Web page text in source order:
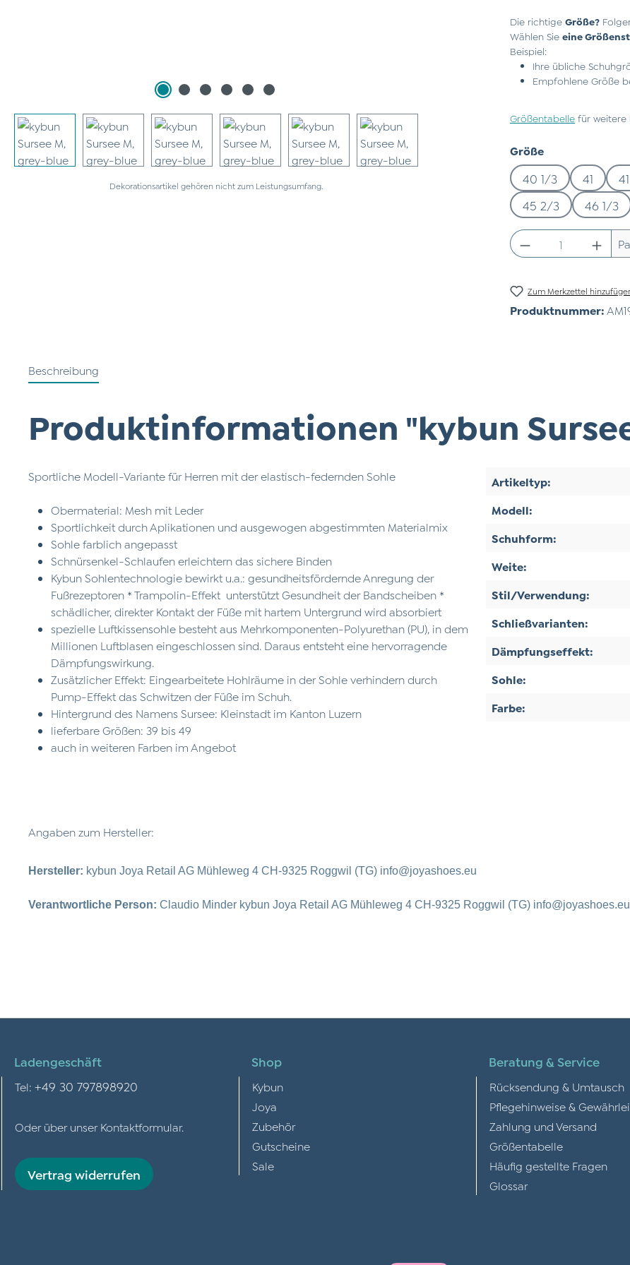
Dekorationsartikel gehören nicht zum Leistungsumfang.
Die richtige Größe?
Wählen Sie eine
Beispiel:
Ihre übliche
Empfohlene Größe
Größentabelle für weitere
Größeauswählen
40 1/3 41
45 2/3
46 1/3
Produkt
Zum Merkzettel
Produktnummer:
Beschreibung
Produktinformationen "kybun
Sportliche Modell-Variante für Herren mit der elastisch-federnden Sohle
Obermaterial: Mesh mit Leder
Sportlichkeit durch Aplikationen und ausgewogen abgestimmten Materialmix
Sohle farblich angepasst
Schnürsenkel-Schlaufen erleichtern das sichere Binden
Kybun Sohlentechnologie bewirkt u.a.: gesundheitsfördernde Anregung der
Fußrezeptoren * Trampolin-Effekt unterstützt Gesundheit der Bandscheiben *
schädlicher, direkter Kontakt der Füße mit hartem Untergrund wird absorbiert
spezielle Luftkissensohle besteht aus Mehrkomponenten-Polyurethan (PU), in dem
Millionen Luftblasen eingeschlossen sind. Daraus entsteht eine hervorragende
Dämpfungswirkung.
Zusätzlicher Effekt: Eingearbeitete Hohlräume in der Sohle verhindern durch
Pump-Effekt das Schwitzen der Füße im Schuh.
Hintergrund des Namens Sursee: Kleinstadt im Kanton Luzern
lieferbare Größen: 39 bis 49
auch in weiteren Farben im Angebot
Artikeltyp:
Modell:
Schuhform:
Weite:
Stil/Verwendung:
Schließvarianten:
Dämpfungseffekt:
Sohle:
Farbe:
Angaben zum Hersteller:
Hersteller: kybun Joya Retail AG Mühleweg 4 CH-9325 Roggwil (TG) info@joyashoes.eu
Verantwortliche Person: Claudio Minder kybun Joya Retail AG Mühleweg 4 CH-9325 Roggwil (TG) info@joyashoes.eu
Ladengeschäft
Tel: +49 30 797898920
Oder über unser Kontaktformular.
Vertrag widerrufen
Shop
Kybun
Joya
Zubehör
Gutscheine
Sale
Beratung & Service
Rücksendung & Umtausch
Pflegehinweise &
Zahlung und Versand
Größentabelle
Häufig gestellte Fragen
Glossar